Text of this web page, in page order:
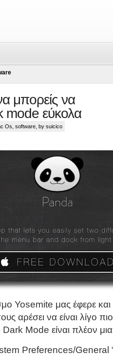
μπορείς να
mode εύκολα
Os software , by suicico
Yosemite μας έφερε και
αρέσει να είναι λίγο
Mode είναι πλέον
Preferences/